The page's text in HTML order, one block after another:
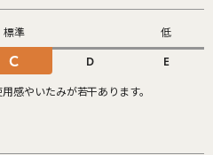
標準 低
C D E
感やいたみが若干あります。